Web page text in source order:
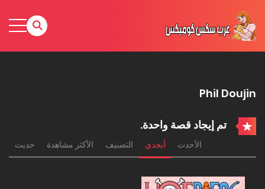
Phil Doujin
تم إيجاد قصة واحدة.
الأحدث أبجدي التصنيف الأكثر مشاهدة حديث